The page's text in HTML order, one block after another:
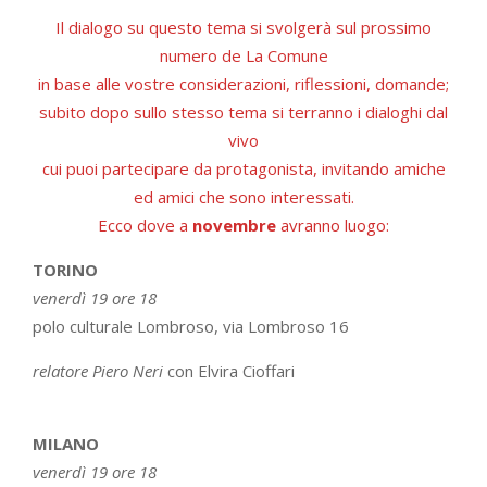
Il dialogo su questo tema si svolgerà sul prossimo
numero de La Comune
in base alle vostre considerazioni, riflessioni, domande;
subito dopo sullo stesso tema si terranno i dialoghi dal
vivo
cui puoi partecipare da protagonista, invitando amiche
ed amici che sono interessati.
Ecco dove a novembre avranno luogo:
TORINO
venerdì 19 ore 18
polo culturale Lombroso, via Lombroso 16
relatore Piero Neri con Elvira Cioffari
MILANO
venerdì 19 ore 18